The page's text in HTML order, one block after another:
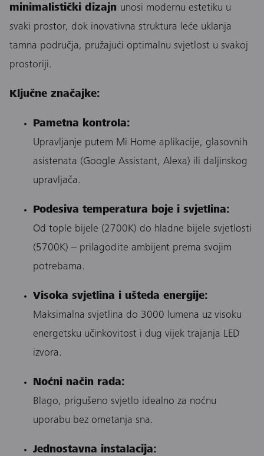
minimalistički dizajn unosi modernu estetiku u
svaki prostor, dok inovativna struktura leće uklanja
tamna područja, pružajući optimalnu svjetlost u svakoj
prostoriji.
Ključne značajke:
Pametna kontrola:
Upravljanje putem Mi Home aplikacije, glasovnih
asistenata (Google Assistant, Alexa) ili daljinskog
upravljača.
Podesiva temperatura boje i svjetlina:
Od tople bijele (2700K) do hladne bijele svjetlosti
(5700K) – prilagodite ambijent prema svojim
potrebama.
Visoka svjetlina i ušteda energije:
Maksimalna svjetlina do 3000 lumena uz visoku
energetsku učinkovitost i dug vijek trajanja LED
izvora.
Noćni način rada:
Blago, prigušeno svjetlo idealno za noćnu
uporabu bez ometanja sna.
Jednostavna instalacija: